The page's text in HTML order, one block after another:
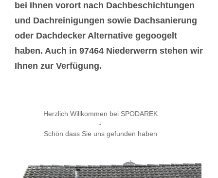
bei Ihnen vorort nach Dachbeschichtungen
und Dachreinigungen sowie Dachsanierung
oder Dachdecker Alternative gegoogelt
haben. Auch in 97464 Niederwerrn stehen wir
Ihnen zur Verfügung.
Herzlich Willkommen bei SPODAREK
-
Schön dass Sie uns gefunden haben